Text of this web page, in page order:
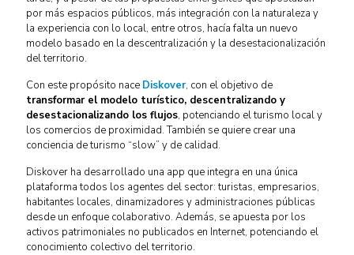
por más espacios públicos, más integración con la naturaleza y
la experiencia con lo local, entre otros, hacía falta un nuevo
modelo basado en la descentralización y la desestacionalización
del territorio.
Con este propósito nace Diskover, con el objetivo de
transformar el modelo turístico, descentralizando y
desestacionalizando los flujos, potenciando el turismo local y
los comercios de proximidad. También se quiere crear una
conciencia de turismo “slow” y de calidad.
Diskover ha desarrollado una app que integra en una única
plataforma todos los agentes del sector: turistas, empresarios,
habitantes locales, dinamizadores y administraciones públicas
desde un enfoque colaborativo. Además, se apuesta por los
activos patrimoniales no publicados en Internet, potenciando el
conocimiento colectivo del territorio.